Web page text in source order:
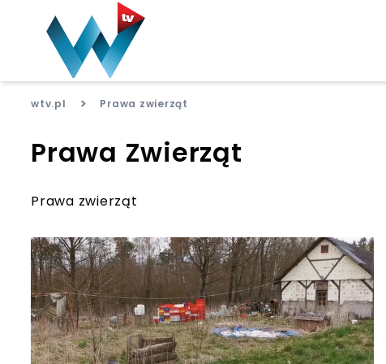
wtv.pl > Prawa zwierząt
Prawa Zwierząt
Prawa zwierząt